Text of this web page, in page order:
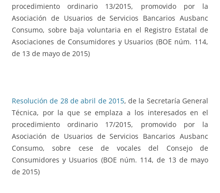
procedimiento ordinario 13/2015, promovido por la
Asociación de Usuarios de Servicios Bancarios Ausbanc
Consumo, sobre baja voluntaria en el Registro Estatal de
Asociaciones de Consumidores y Usuarios (BOE núm. 114,
de 13 de mayo de 2015)
Resolución de 28 de abril de 2015, de la Secretaría General
Técnica, por la que se emplaza a los interesados en el
procedimiento ordinario 17/2015, promovido por la
Asociación de Usuarios de Servicios Bancarios Ausbanc
Consumo, sobre cese de vocales del Consejo de
Consumidores y Usuarios (BOE núm. 114, de 13 de mayo
de 2015)